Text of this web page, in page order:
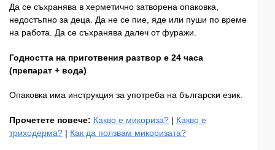
Да се съхранява в херметично затворена опаковка,
недостъпно за деца. Да не се пие, яде или пуши по време
на работа. Да се съхранява далеч от фуражи.
Годността на приготвения разтвор е 24 часа
(препарат + вода)
Опаковка има инструкция за употреба на български език.
Прочетете повече: Какво е микориза? | Какво е
триходерма? | Как да ползвам микоризата?